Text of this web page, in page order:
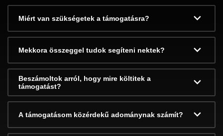
Miért van szükségetek a támogatásra?
Mekkora összeggel tudok segíteni nektek?
Beszámoltok arról, hogy mire költitek a
támogatást?
A támogatásom közérdekű adománynak számít?